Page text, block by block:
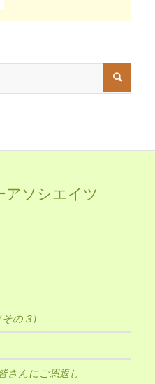
アソシエイツ
の３)
さんにご恩返し